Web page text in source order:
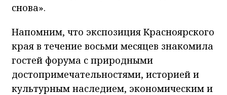
снова».
Напомним, что экспозиция Красноярского
края в течение восьми месяцев знакомила
гостей форума с природными
достопримечательностями, историей и
культурным наследием, экономическим и